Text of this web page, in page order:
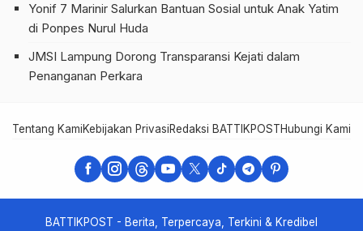
Yonif 7 Marinir Salurkan Bantuan Sosial untuk Anak Yatim
di Ponpes Nurul Huda
JMSI Lampung Dorong Transparansi Kejati dalam
Penanganan Perkara
Tentang KamiKebijakan PrivasiRedaksi BATTIKPOSTHubungi Kami
BATTIKPOST - Berita, Terpercaya, Terkini & Kredibel